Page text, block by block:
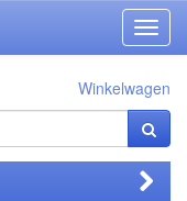
Winkelwagen